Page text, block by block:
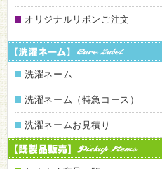
オリジナルリボンご注文
洗濯ネーム
洗濯ネーム（特急コース）
洗濯ネームお見積り